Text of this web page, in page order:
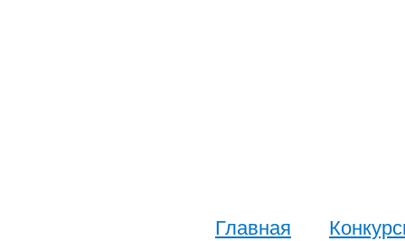
Главная